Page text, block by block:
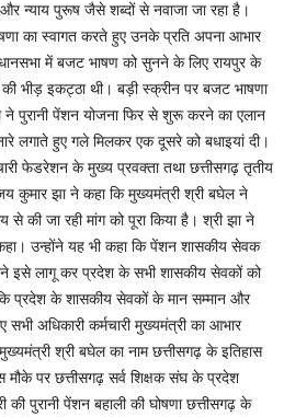
न्याय पुरूष जैसे शब्दों से नवाजा जा रहा है।
का स्वागत करते हुए उनके प्रति अपना आभार
में बजट भाषण को सुनने के लिए रायपुर के
भीड़ इकट्ठा थी। बड़ी स्क्रीन पर बजट भाषणा
पुरानी पेंशन योजना फिर से शुरू करने का एलान
लगाते हुए गले मिलकर एक दूसरे को बधाइयां दी।
फेडरेशन के मुख्य प्रवक्ता तथा छत्तीसगढ़ तृतीय
कुमार झा ने कहा कि मुख्यमंत्री श्री बघेल ने
की जा रही मांग को पूरा किया है। श्री झा ने
उन्होंने यह भी कहा कि पेंशन शासकीय सेवक
ने इसे लागू कर प्रदेश के सभी शासकीय सेवकों को
कि प्रदेश के शासकीय सेवकों के मान सम्मान और
सभी अधिकारी कर्मचारी मुख्यमंत्री का आभार
श्री बघेल का नाम छत्तीसगढ़ के इतिहास
मौके पर छत्तीसगढ़ सर्व शिक्षक संघ के प्रदेश
पुरानी पेंशन बहाली की घोषणा छत्तीसगढ़ के